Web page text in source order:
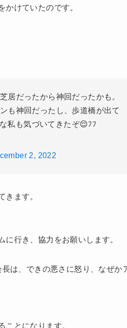
けていたのです。
居だったから神回だったかも。
も神回だったし、歩道橋が出て
私も気づいてきたぞ😌ﾌﾌ
2, 2022
きます。
に行き、協力をお願いします。
は、できの悪さに怒り、なぜかア
ことになります。